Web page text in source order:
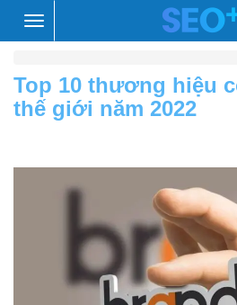
navigation
Top 10 thương hiệu
thế giới năm 2022